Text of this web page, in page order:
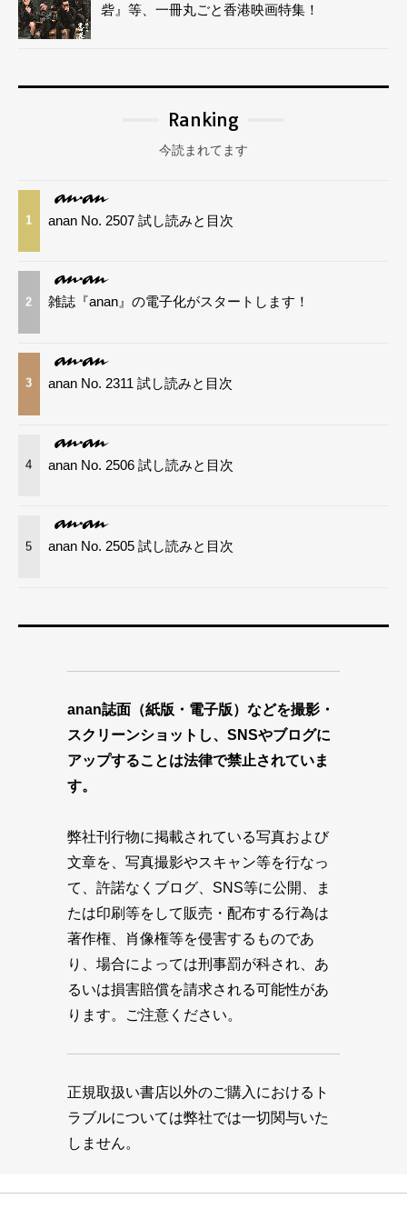
砦』等、一冊丸ごと香港映画特集！
Ranking
今読まれてます
1 anan No. 2507 試し読みと目次
2 雑誌『anan』の電子化がスタートします！
3 anan No. 2311 試し読みと目次
4 anan No. 2506 試し読みと目次
5 anan No. 2505 試し読みと目次
anan誌面（紙版・電子版）などを撮影・
スクリーンショットし、SNSやブログに
アップすることは法律で禁止されていま
す。
弊社刊行物に掲載されている写真および
文章を、写真撮影やスキャン等を行なっ
て、許諾なくブログ、SNS等に公開、ま
たは印刷等をして販売・配布する行為は
著作権、肖像権等を侵害するものであ
り、場合によっては刑事罰が科され、あ
るいは損害賠償を請求される可能性があ
ります。ご注意ください。
正規取扱い書店以外のご購入におけるト
ラブルについては弊社では一切関与いた
しません。